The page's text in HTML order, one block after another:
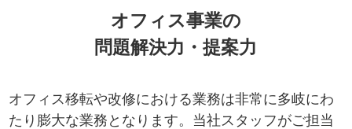
オフィス事業の
問題解決力・提案力
オフィス移転や改修における業務は非常に多岐にわ
たり膨大な業務となります。当社スタッフがご担当